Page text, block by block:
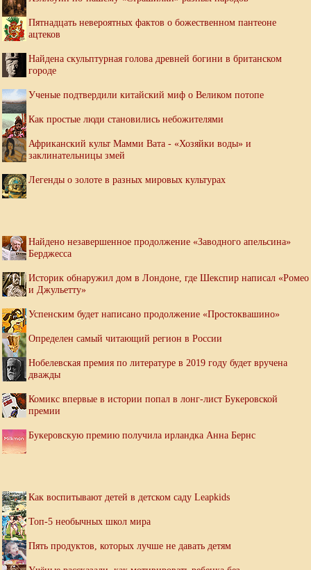
Пятнадцать невероятных фактов о божественном пантеоне
ацтеков
Найдена скульптурная голова древней богини в британском
городе
Ученые подтвердили китайский миф о Великом потопе
Как простые люди становились небожителями
Африканский культ Мамми Вата - «Хозяйки воды» и
заклинательницы змей
Легенды о золоте в разных мировых культурах
Найдено незавершенное продолжение «Заводного апельсина»
Берджесса
Историк обнаружил дом в Лондоне, где Шекспир написал «Ромео
и Джульетту»
Успенским будет написано продолжение «Простоквашино»
Определен самый читающий регион в России
Нобелевская премия по литературе в 2019 году будет вручена
дважды
Комикс впервые в истории попал в лонг-лист Букеровской
премии
Букеровскую премию получила ирландка Анна Бернс
Как воспитывают детей в детском саду Leapkids
Топ-5 необычных школ мира
Пять продуктов, которых лучше не давать детям